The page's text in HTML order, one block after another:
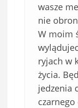
wasze
nie
W moim
ryjach w
życia.
jedzenia
czarnego